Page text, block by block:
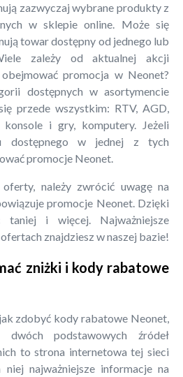
zazwyczaj wybrane produkty z
w sklepie online. Może się
towar dostępny od jednego lub
zależy od aktualnej akcji
promocja w Neonet?
dostępnych w asortymencie
przede wszystkim: RTV, AGD,
konsole i gry, komputery. Jeżeli
dostępnego w jednej z tych
promocje Neonet.
oferty, należy zwrócić uwagę na
promocje Neonet. Dzięki
taniej i więcej. Najważniejsze
znajdziesz w naszej bazie!
zniżki i kody rabatowe
zdobyć kody rabatowe Neonet,
podstawowych źródeł
to strona internetowa tej sieci
niej najważniejsze informacje na